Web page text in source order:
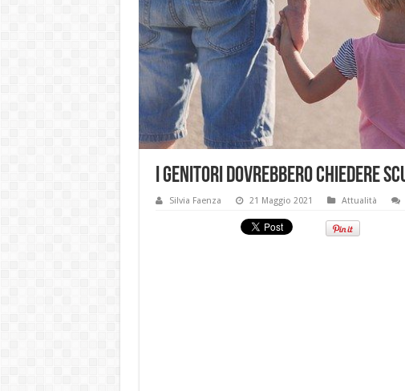
I genitori dovrebbero chiedere
Silvia Faenza 21 Maggio 2021 Attualità